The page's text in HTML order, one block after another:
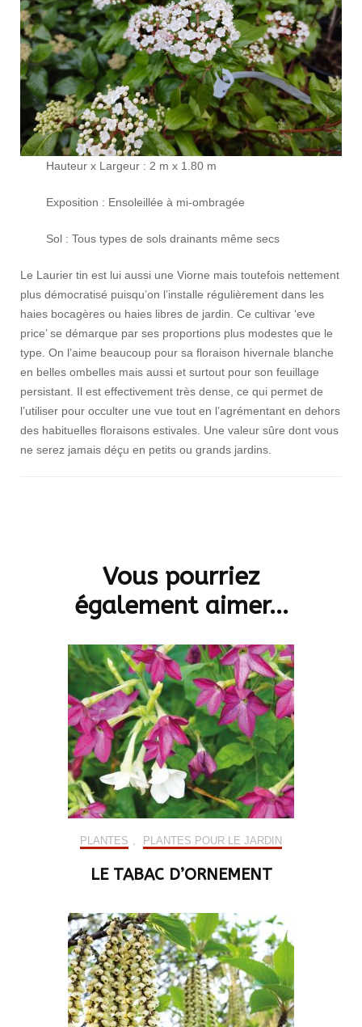
Hauteur x Largeur : 2 m x 1.80 m
Exposition : Ensoleillée à mi-ombragée
Sol : Tous types de sols drainants même secs
Le Laurier tin est lui aussi une Viorne mais toutefois nettement
plus démocratisé puisqu’on l’installe régulièrement dans les
haies bocagères ou haies libres de jardin. Ce cultivar ‘eve
price’ se démarque par ses proportions plus modestes que le
type. On l’aime beaucoup pour sa floraison hivernale blanche
en belles ombelles mais aussi et surtout pour son feuillage
persistant. Il est effectivement très dense, ce qui permet de
l’utiliser pour occulter une vue tout en l’agrémentant en dehors
des habituelles floraisons estivales. Une valeur sûre dont vous
ne serez jamais déçu en petits ou grands jardins.
Vous pourriez
également aimer...
PLANTES PLANTES POUR LE JARDIN
LE TABAC D’ORNEMENT